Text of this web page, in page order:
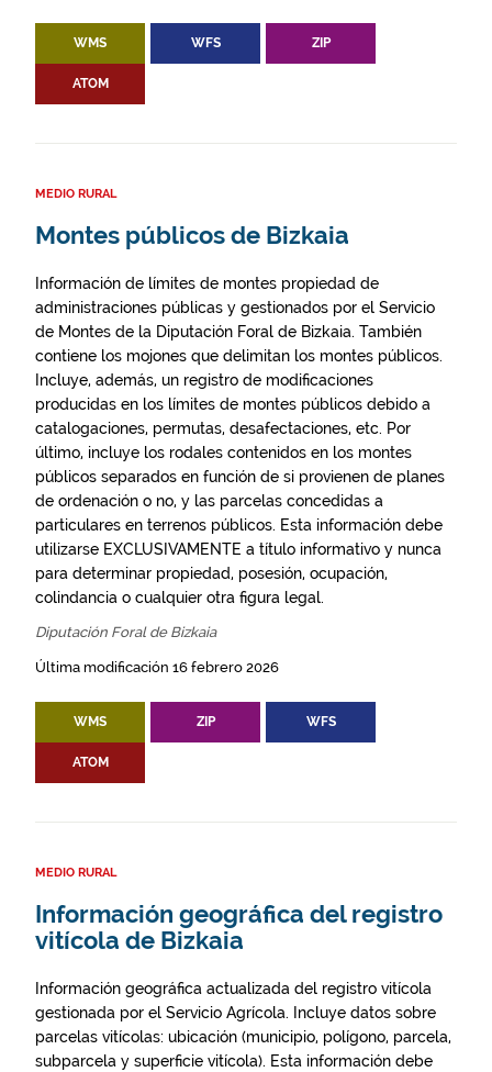
WMS WFS ZIP
ATOM
MEDIO RURAL
Montes públicos de Bizkaia
Información de límites de montes propiedad de
administraciones públicas y gestionados por el Servicio
de Montes de la Diputación Foral de Bizkaia. También
contiene los mojones que delimitan los montes públicos.
Incluye, además, un registro de modificaciones
producidas en los límites de montes públicos debido a
catalogaciones, permutas, desafectaciones, etc. Por
último, incluye los rodales contenidos en los montes
públicos separados en función de si provienen de planes
de ordenación o no, y las parcelas concedidas a
particulares en terrenos públicos. Esta información debe
utilizarse EXCLUSIVAMENTE a título informativo y nunca
para determinar propiedad, posesión, ocupación,
colindancia o cualquier otra figura legal.
Diputación Foral de Bizkaia
Última modificación 16 febrero 2026
WMS ZIP WFS
ATOM
MEDIO RURAL
Información geográfica del registro
vitícola de Bizkaia
Información geográfica actualizada del registro vitícola
gestionada por el Servicio Agrícola. Incluye datos sobre
parcelas vitícolas: ubicación (municipio, polígono, parcela,
subparcela y superficie vitícola). Esta información debe